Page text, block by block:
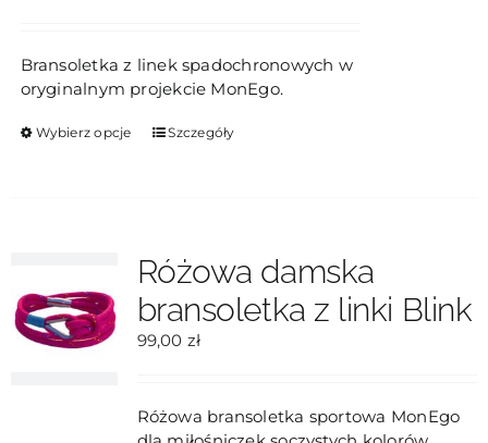
Bransoletka z linek spadochronowych w
oryginalnym projekcie MonEgo.
Wybierz opcje
Ten
można
wybrać
na
stronie
Szczegóły
Różowa damska
bransoletka z linki Blink
99,00 zł
Różowa bransoletka sportowa MonEgo